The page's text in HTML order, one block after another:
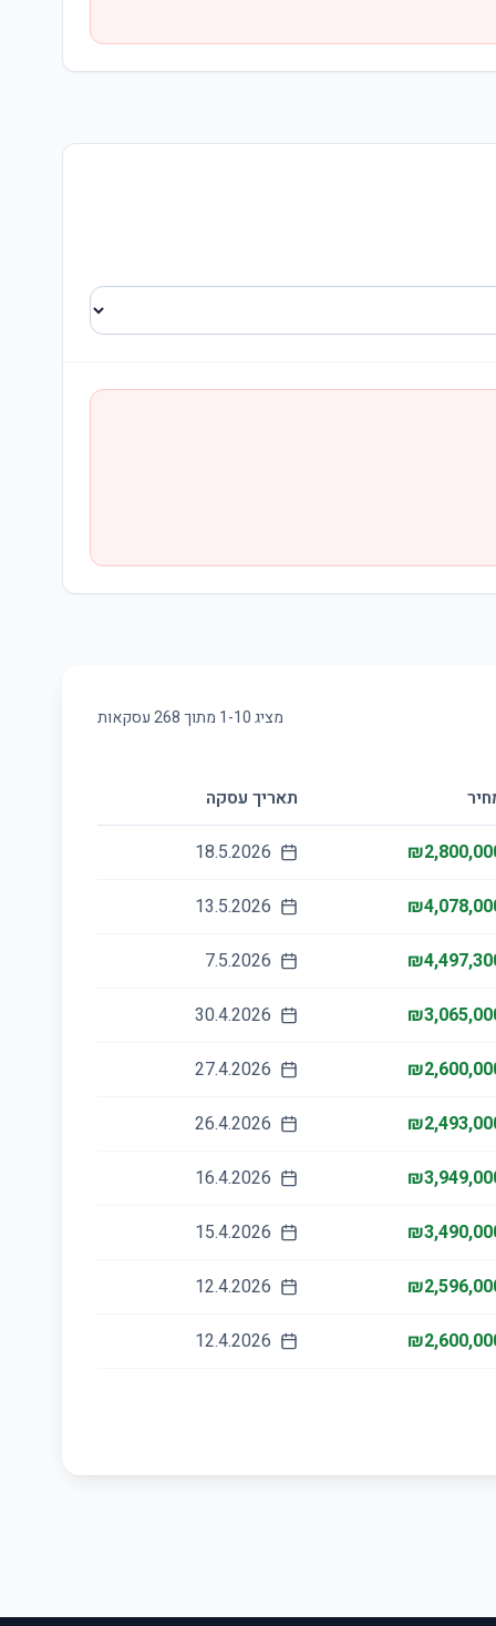
מציג 1-10 מתוך268עסקאות
תאריך עסקה
18.5.2026
13.5.2026
7.5.2026
30.4.2026
27.4.2026
26.4.2026
16.4.2026
15.4.2026
12.4.2026
12.4.2026